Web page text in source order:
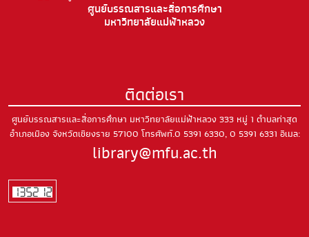
ศูนย์บรรณสารและสื่อการศึกษา
มหาวิทยาลัยแม่ฟ้าหลวง
ติดต่อเรา
ศูนย์บรรณสารและสื่อการศึกษา มหาวิทยาลัยแม่ฟ้าหลวง333 หมู่ 1 ตำบลท่าสุด
อำเภอเมือง จังหวัดเชียงราย 57100 โทรศัพท์.0 5391 6330, 0 5391 6331 อีเมล:
library@mfu.ac.th